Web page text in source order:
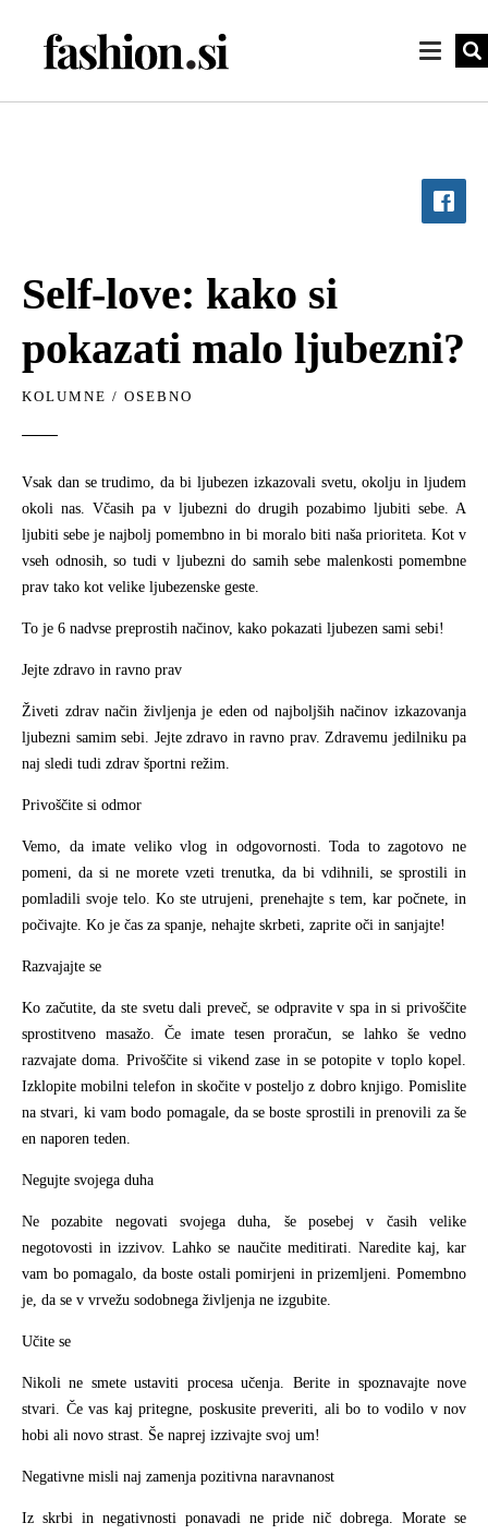
Self-love: kako si
pokazati malo ljubezni?
KOLUMNE / OSEBNO
Vsak dan se trudimo, da bi ljubezen izkazovali svetu, okolju in ljudem
okoli nas. Včasih pa v ljubezni do drugih pozabimo ljubiti sebe. A
ljubiti sebe je najbolj pomembno in bi moralo biti naša prioriteta. Kot v
vseh odnosih, so tudi v ljubezni do samih sebe malenkosti pomembne
prav tako kot velike ljubezenske geste.
To je 6 nadvse preprostih načinov, kako pokazati ljubezen sami sebi!
Jejte zdravo in ravno prav
Živeti zdrav način življenja je eden od najboljših načinov izkazovanja
ljubezni samim sebi. Jejte zdravo in ravno prav. Zdravemu jedilniku pa
naj sledi tudi zdrav športni režim.
Privoščite si odmor
Vemo, da imate veliko vlog in odgovornosti. Toda to zagotovo ne
pomeni, da si ne morete vzeti trenutka, da bi vdihnili, se sprostili in
pomladili svoje telo. Ko ste utrujeni, prenehajte s tem, kar počnete, in
počivajte. Ko je čas za spanje, nehajte skrbeti, zaprite oči in sanjajte!
Razvajajte se
Ko začutite, da ste svetu dali preveč, se odpravite v spa in si privoščite
sprostitveno masažo. Če imate tesen proračun, se lahko še vedno
razvajate doma. Privoščite si vikend zase in se potopite v toplo kopel.
Izklopite mobilni telefon in skočite v posteljo z dobro knjigo. Pomislite
na stvari, ki vam bodo pomagale, da se boste sprostili in prenovili za še
en naporen teden.
Negujte svojega duha
Ne pozabite negovati svojega duha, še posebej v časih velike
negotovosti in izzivov. Lahko se naučite meditirati. Naredite kaj, kar
vam bo pomagalo, da boste ostali pomirjeni in prizemljeni. Pomembno
je, da se v vrvežu sodobnega življenja ne izgubite.
Učite se
Nikoli ne smete ustaviti procesa učenja. Berite in spoznavajte nove
stvari. Če vas kaj pritegne, poskusite preveriti, ali bo to vodilo v nov
hobi ali novo strast. Še naprej izzivajte svoj um!
Negativne misli naj zamenja pozitivna naravnanost
Iz skrbi in negativnosti ponavadi ne pride nič dobrega. Morate se